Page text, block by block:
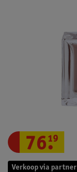
Verkoop via partner
76.
19